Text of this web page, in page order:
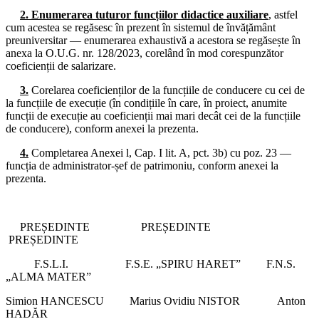
26.06.2024
Consiliul de administrație al I.S.J. Hunedoara
17.06.2024
14.06.2024
Consiliul de administrație al I.S.J. Hunedoara
Consiliul Liderilor și Biroul Executiv S.I.P. Județul Hunedoara
10.06.2024
03.06.2024
Consiliul de administrație al I.S.J. Hunedoara
29.05.2024
Biroul Executiv S.I.P. Județul Hunedoara
27.05.2024
Consiliul de administrație al I.S.J. Hunedoara
2. Enumerarea tuturor funcțiilor didactice auxiliare, astfel
cum acestea se regăsesc în prezent în sistemul de învățământ
preuniversitar — enumerarea exhaustivă a acestora se regăsește în
anexa la O.U.G. nr. 128/2023, corelând în mod corespunzător
coeficienții de salarizare.
3. Corelarea coeficienților de la funcțiile de conducere cu cei de
la funcțiile de execuție (în condițiile în care, în proiect, anumite
funcții de execuție au coeficienții mai mari decât cei de la funcțiile
de conducere), conform anexei la prezenta.
4. Completarea Anexei l, Cap. I lit. A, pct. 3b) cu poz. 23 —
funcția de administrator-șef de patrimoniu, conform anexei la
prezenta.
PREȘEDINTE PREȘEDINTE
PREȘEDINTE
F.S.L.I. F.S.E. „SPIRU HARET” F.N.S.
„ALMA MATER”
Simion HANCESCU Marius Ovidiu NISTOR Anton
HADĂR